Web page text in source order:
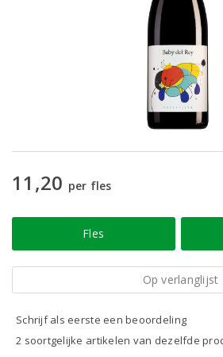
11,20 per fles
Fles
Op verlanglijst
Schrijf als eerste een beoordeling
2 soortgelijke artikelen van dezelfde